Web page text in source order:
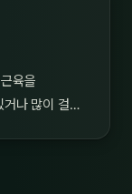
육을
거나 많이 걸…